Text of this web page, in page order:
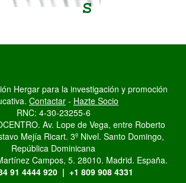
Hergar para la investigación y promoción
Contactar - Hazte Socio
RNC: 4-30-23255-6
Av. Lope de Vega, entre Roberto
Mejía Ricart. 3º Nivel. Santo Domingo,
República Dominicana
Campos, 5. 28010. Madrid. España.
91 4444 920 | +1 809 908 4331